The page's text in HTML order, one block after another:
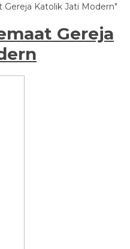
Gereja Katolik Jati Modern"
Gereja